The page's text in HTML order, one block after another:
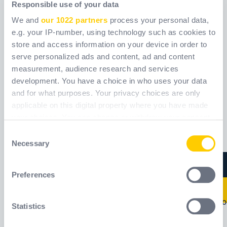
Responsible use of your data
We and our 1022 partners process your personal data,
e.g. your IP-number, using technology such as cookies to
store and access information on your device in order to
serve personalized ads and content, ad and content
measurement, audience research and services
development. You have a choice in who uses your data
and for what purposes. Your privacy choices are only
applicable on this digital property where you have made
the Privacy trigger icon.
Collect information about your geographical
meters
Identify your device by actively scanning it for
Selection
Necessary
Preferences
Statistics
AGRA
Ссылка
AGRAPSCO03
AIRSTORM KIT P3
Ссылка
AIHM102